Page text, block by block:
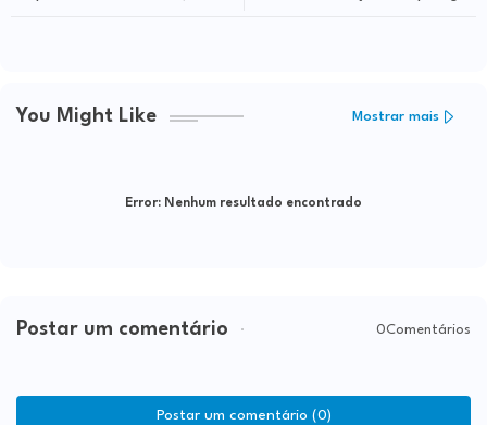
You Might Like Mostrar mais
Error: Nenhum resultado encontrado
Postar um comentário 0Comentários
Postar um comentário (0)